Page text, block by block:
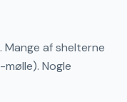
af shelterne
Nogle